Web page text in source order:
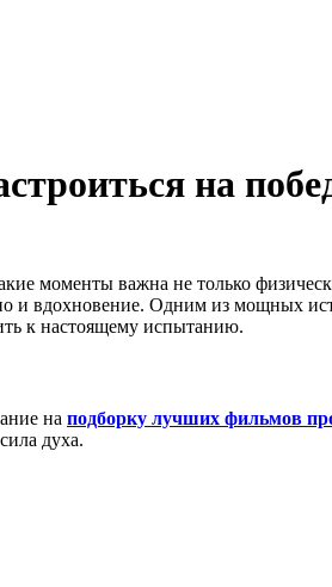
на
моменты важна не только
и вдохновение. Одним из мощных
к настоящему испытанию.
на подборку лучших фильмов
духа.